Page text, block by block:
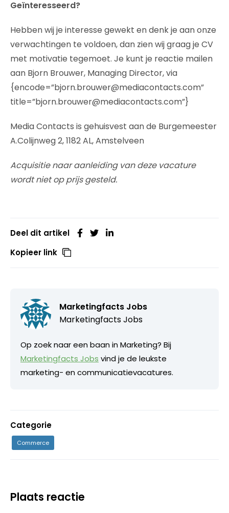
Geïnteresseerd?
Hebben wij je interesse gewekt en denk je aan onze
verwachtingen te voldoen, dan zien wij graag je CV
met motivatie tegemoet. Je kunt je reactie mailen
aan Bjorn Brouwer, Managing Director, via
{encode=”bjorn.brouwer@mediacontacts.com”
title=”bjorn.brouwer@mediacontacts.com”}
Media Contacts is gehuisvest aan de Burgemeester
A.Colijnweg 2, 1182 AL, Amstelveen
Acquisitie naar aanleiding van deze vacature
wordt niet op prijs gesteld.
Deel dit artikel
Kopieer link
Marketingfacts Jobs
Marketingfacts Jobs
Op zoek naar een baan in Marketing? Bij
Marketingfacts Jobs vind je de leukste
marketing- en communicatievacatures.
Categorie
Commerce
Plaats reactie